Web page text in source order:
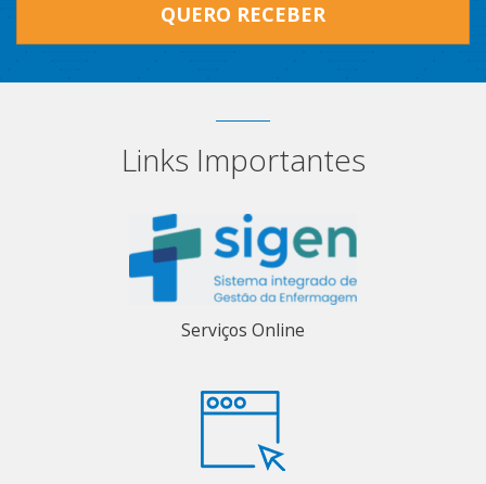
QUERO RECEBER
Links Importantes
Serviços Online